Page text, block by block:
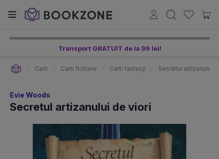
Transport GRATUIT de la 99 lei!
Carti Carti fictiune Carti fantasy Secretul artizanului
Evie Woods
Secretul artizanului de viori